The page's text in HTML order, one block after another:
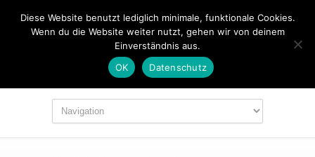
Diese Website benutzt lediglich minimale, funktionale Cookies.
Wenn du die Website weiter nutzt, gehen wir von deinem
Einverständnis aus.
OK
Datenschutz